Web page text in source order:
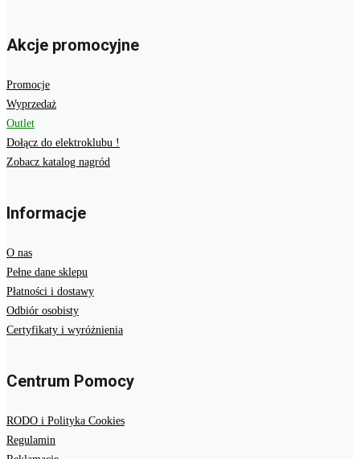
Akcje promocyjne
Promocje
Wyprzedaż
Outlet
Dołącz do elektroklubu !
Zobacz katalog nagród
Informacje
O nas
Pełne dane sklepu
Płatności i dostawy
Odbiór osobisty
Certyfikaty i wyróżnienia
Centrum Pomocy
RODO i Polityka Cookies
Regulamin